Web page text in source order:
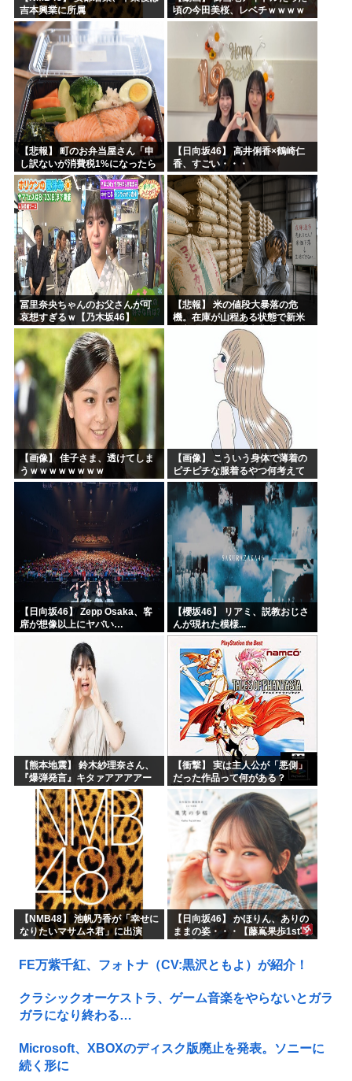
吉本興業に所属
頃の今田美桜、レベチｗｗｗｗ
ｗｗｗｗｗｗｗｗｗｗｗｗｗｗ
【悲報】 町のお弁当屋さん「申
し訳ないが消費税1%になったら
その分商品代を値上げするわ」
【日向坂46】 高井俐香×鶴崎仁
香、すごい・・・
冨里奈央ちゃんのお父さんが可
哀想すぎるｗ【乃木坂46】
【悲報】 米の値段大暴落の危
機。在庫が山程ある状態で新米
の収穫始まる。「米農家が生活
【画像】 佳子さま、透けてしま
うｗｗｗｗｗｗｗｗ
【画像】 こういう身体で薄着の
ピチピチな服着るやつ何考えて
るんだよ
【日向坂46】 Zepp Osaka、客
席が想像以上にヤバい…
【櫻坂46】 リアミ、説教おじさ
んが現れた模様...
【熊本地震】 鈴木紗理奈さん、
『爆弾発言』キタァアアアアー
ーーーーー！！
【衝撃】 実は主人公が「悪側」
だった作品って何がある？
【NMB48】 池帆乃香が「幸せに
なりたいマサムネ君」に出演
【日向坂46】 かほりん、ありの
ままの姿・・・【藤嶌果歩1st写
FE万紫千紅、フォトナ（CV:黒沢ともよ）が紹介！
クラシックオーケストラ、ゲーム音楽をやらないとガラ
ガラになり終わる…
Microsoft、XBOXのディスク版廃止を発表。ソニーに
続く形に